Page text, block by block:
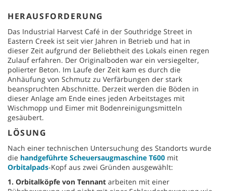
HERAUSFORDERUNG
Das Industrial Harvest Café in der Southridge Street in
Eastern Creek ist seit vier Jahren in Betrieb und hat in
dieser Zeit aufgrund der Beliebtheit des Lokals einen regen
Zulauf erfahren. Der Originalboden war ein versiegelter,
polierter Beton. Im Laufe der Zeit kam es durch die
Anhäufung von Schmutz zu Verfärbungen der stark
beanspruchten Abschnitte. Derzeit werden die Böden in
dieser Anlage am Ende eines jeden Arbeitstages mit
Wischmopp und Eimer mit Bodenreinigungsmitteln
gesäubert.
LÖSUNG
Nach einer technischen Untersuchung des Standorts wurde
die handgeführte Scheuersaugmaschine T600 mit
Orbitalpads-Kopf aus zwei Gründen ausgewählt:
1. Orbitalköpfe von Tennant arbeiten mit einer